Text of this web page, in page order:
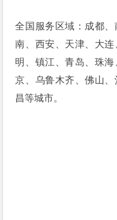
全国服务区域：成都
南、西安、天津、大
明、镇江、青岛、珠
京、乌鲁木齐、佛山
昌等城市。